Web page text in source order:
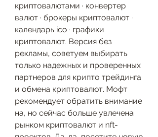
криптовалютами · конвертер
валют · брокеры криптовалют ·
календарь ico · графики
криптовалют. Версия без
рекламы, советуем выбирать
только надежных и проверенных
партнеров для крипто трейдинга
и обмена криптовалют. Мофт
рекомендует обратить внимание
на, но сейчас больше увлечена
рынком криптовалют и nft-